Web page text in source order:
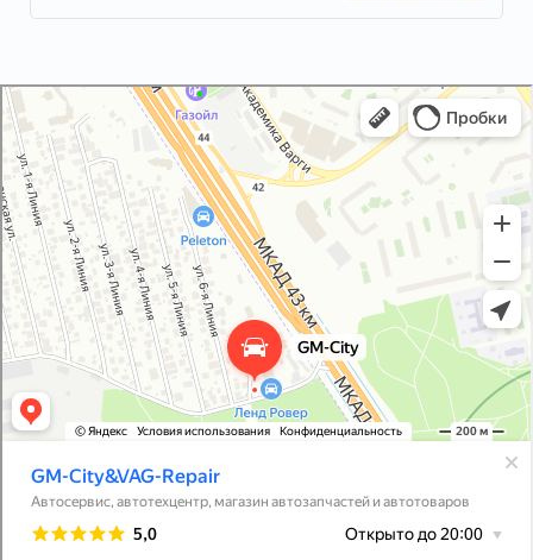
GM-City&VAG-Repair
Автосервис, автотехцентр в Москве
Магазин автозапчастей и автотоваров в Москве